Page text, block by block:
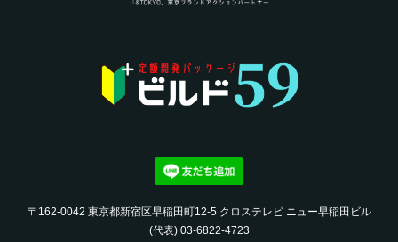
〒162-0042 東京都新宿区早稲田町12-5 クロステレビ ニュー早稲田ビル
(代表) 03-6822-4723‬